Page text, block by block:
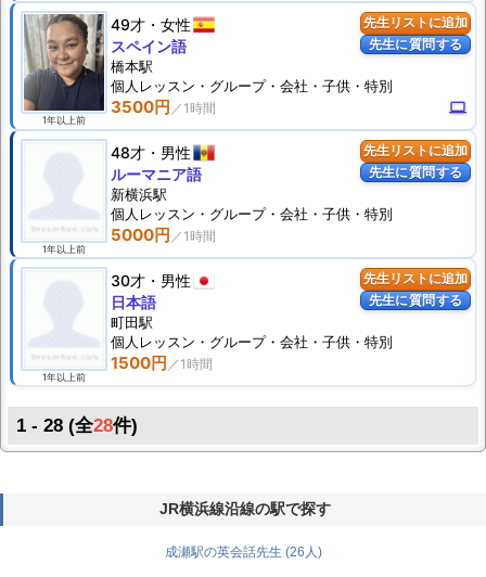
先生リストに追加
先生に質問する
1年以上前
49才 女性
3500円 computer
スペイン語
橋本駅
個人 レッスン ・グループ・会社・子供・特別
先生リストに追加
先生に質問する
1年以上前
48才 男性
5000円
ルーマニア語
新横浜駅
個人 レッスン ・グループ・会社・子供・特別
先生リストに追加
先生に質問する
1年以上前
30才 男性
1500円
日本語
町田駅
個人 レッスン ・グループ・会社・子供・特別
1 - 28 (全28件)
JR横浜線沿線の駅で探す
成瀬駅の英会話先生 (26人)